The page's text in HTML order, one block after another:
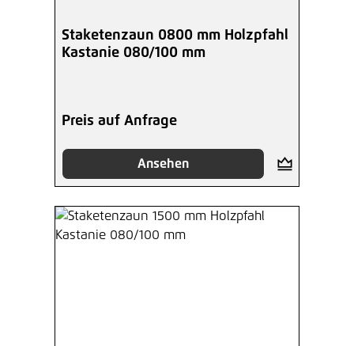
Staketenzaun 0800 mm Holzpfahl
Kastanie 080/100 mm
Preis auf Anfrage
Ansehen